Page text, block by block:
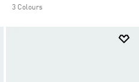
3 Colours